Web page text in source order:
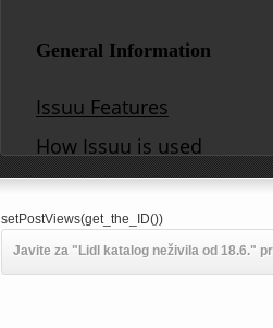
setPostViews(get_the_ID())
Javite za "Lidl katalog neživila od 18.6."